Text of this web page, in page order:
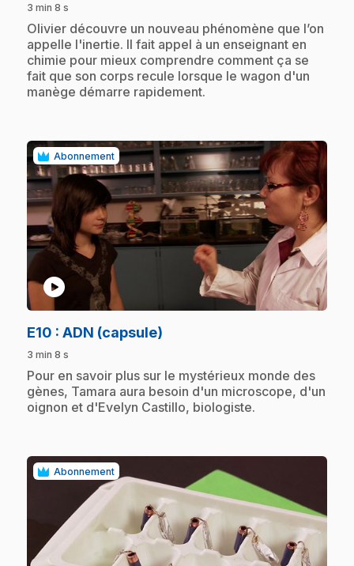
3 min 8 s
.Olivier découvre un nouveau phénomène que l’on
appelle l'inertie. Il fait appel à un enseignant en
chimie pour mieux comprendre comment ça se
fait que son corps recule lorsque le wagon d'un
manège démarre rapidement.
Abonnement
play_circle
E10 : ADN (capsule)
3 min 8 s
.Pour en savoir plus sur le mystérieux monde des
gènes, Tamara aura besoin d'un microscope, d'un
oignon et d'Evelyn Castillo, biologiste.
Abonnement